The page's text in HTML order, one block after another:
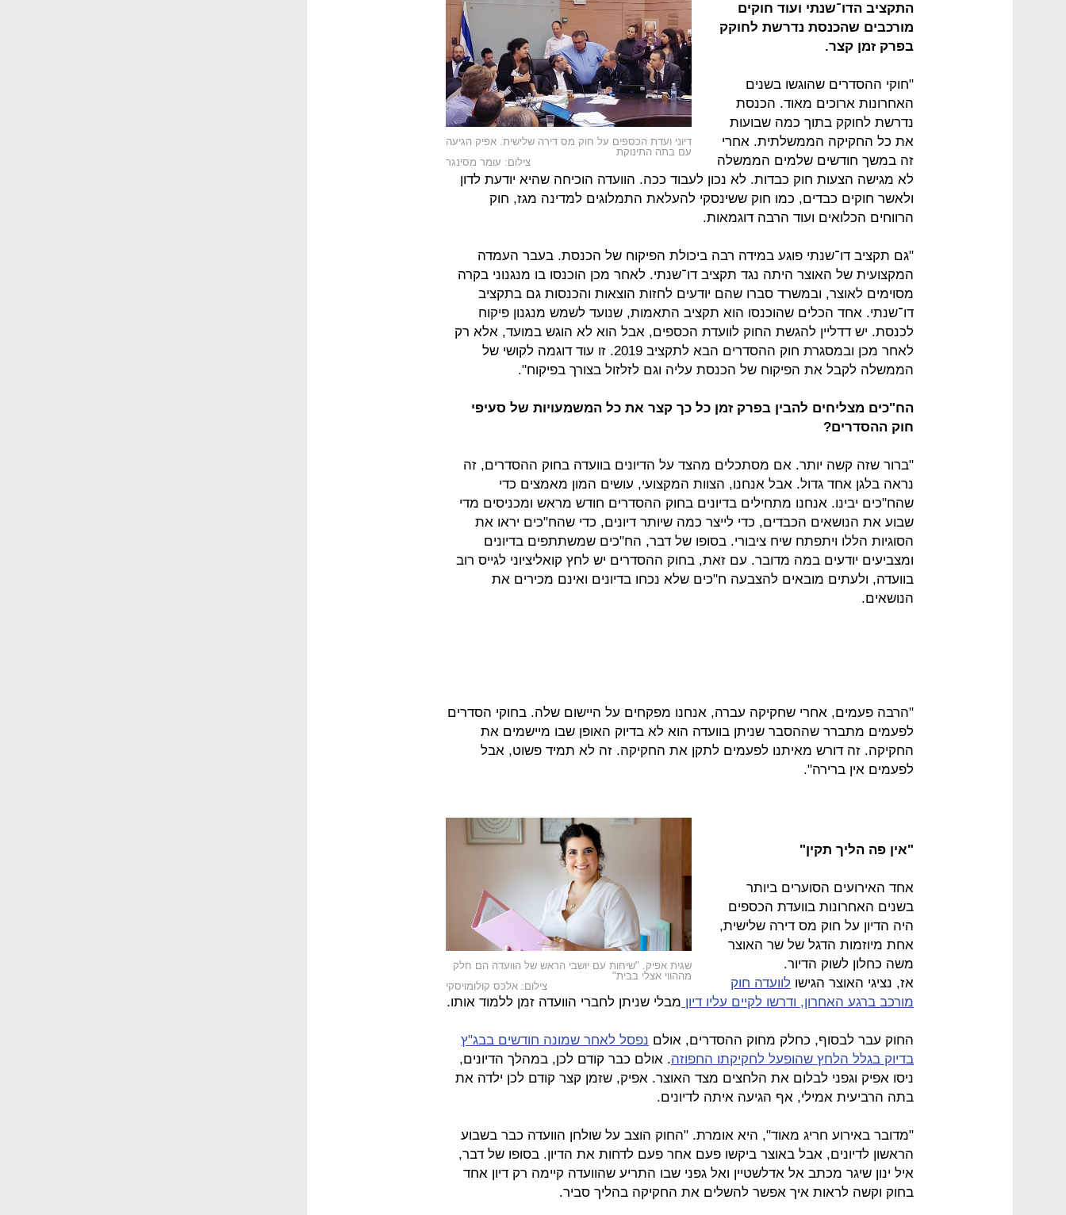
דיוני ועדת הכספים על חוק מס דירה שלישית. אפיק הגיעה
עם בתה התינוקת
צילום: עומר מסינגר
התקציב הדו־שנתי ועוד חוקים
מורכבים שהכנסת נדרשת לחוקק
בפרק זמן קצר.
"חוקי ההסדרים שהוגשו בשנים
האחרונות ארוכים מאוד. הכנסת
נדרשת לחוקק בתוך כמה שבועות
את כל החקיקה הממשלתית. אחרי
זה במשך חודשים שלמים הממשלה
לא מגישה הצעות חוק כבדות. לא נכון לעבוד ככה. הוועדה הוכיחה שהיא יודעת לדון
ולאשר חוקים כבדים, כמו חוק ששינסקי להעלאת התמלוגים למדינה מגז, חוק
הרווחים הכלואים ועוד הרבה דוגמאות.
"גם תקציב דו־שנתי פוגע במידה רבה ביכולת הפיקוח של הכנסת. בעבר העמדה
המקצועית של האוצר היתה נגד תקציב דו־שנתי. לאחר מכן הוכנסו בו מנגנוני בקרה
מסוימים לאוצר, ובמשרד סברו שהם יודעים לחזות הוצאות והכנסות גם בתקציב
דו־שנתי. אחד הכלים שהוכנסו הוא תקציב התאמות, שנועד לשמש מנגנון פיקוח
לכנסת. יש דדליין להגשת החוק לוועדת הכספים, אבל הוא לא הוגש במועד, אלא רק
לאחר מכן ובמסגרת חוק ההסדרים הבא לתקציב 2019. זו עוד דוגמה לקושי של
הממשלה לקבל את הפיקוח של הכנסת עליה וגם לזלזול בצורך בפיקוח".
הח"כים מצליחים להבין בפרק זמן כל כך קצר את כל המשמעויות של סעיפי
חוק ההסדרים?
"ברור שזה קשה יותר. אם מסתכלים מהצד על הדיונים בוועדה בחוק ההסדרים, זה
נראה בלגן אחד גדול. אבל אנחנו, הצוות המקצועי, עושים המון מאמצים כדי
שהח"כים יבינו. אנחנו מתחילים בדיונים בחוק ההסדרים חודש מראש ומכניסים מדי
שבוע את הנושאים הכבדים, כדי לייצר כמה שיותר דיונים, כדי שהח"כים יראו את
הסוגיות הללו ויתפתח שיח ציבורי. בסופו של דבר, הח"כים שמשתתפים בדיונים
ומצביעים יודעים במה מדובר. עם זאת, בחוק ההסדרים יש לחץ קואליציוני לגייס רוב
בוועדה, ולעתים מובאים להצבעה ח"כים שלא נכחו בדיונים ואינם מכירים את
הנושאים.
"הרבה פעמים, אחרי שחקיקה עברה, אנחנו מפקחים על היישום שלה. בחוקי הסדרים
לפעמים מתברר שההסבר שניתן בוועדה הוא לא בדיוק האופן שבו מיישמים את
החקיקה. זה דורש מאיתנו לפעמים לתקן את החקיקה. זה לא תמיד פשוט, אבל
לפעמים אין ברירה".
שגית אפיק. "שיחות עם יושבי הראש של הוועדה הם חלק
מההווי אצלי בבית"
צילום: אלכס קולומויסקי
"אין פה הליך תקין"
אחד האירועים הסוערים ביותר
בשנים האחרונות בוועדת הכספים
היה הדיון על חוק מס דירה שלישית,
אחת מיוזמות הדגל של שר האוצר
משה כחלון לשוק הדיור.
אז, נציגי האוצר הגישו לוועדה חוק
מורכב ברגע האחרון, ודרשו לקיים עליו דיון מבלי שניתן לחברי הוועדה זמן ללמוד אותו.
החוק עבר לבסוף, כחלק מחוק ההסדרים, אולם נפסל לאחר שמונה חודשים בבג"ץ
בדיוק בגלל הלחץ שהופעל לחקיקתו החפוזה. אולם כבר קודם לכן, במהלך הדיונים,
ניסו אפיק וגפני לבלום את הלחצים מצד האוצר. אפיק, שזמן קצר קודם לכן ילדה את
בתה הרביעית אמילי, אף הגיעה איתה לדיונים.
"מדובר באירוע חריג מאוד", היא אומרת. "החוק הוצב על שולחן הוועדה כבר בשבוע
הראשון לדיונים, אבל באוצר ביקשו פעם אחר פעם לדחות את הדיון. בסופו של דבר,
איל ינון שיגר מכתב אל אדלשטיין ואל גפני שבו התריע שהוועדה קיימה רק דיון אחד
בחוק וקשה לראות איך אפשר להשלים את החקיקה בהליך סביר.